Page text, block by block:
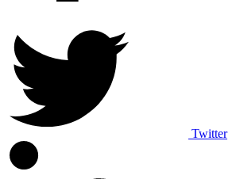
Twitter